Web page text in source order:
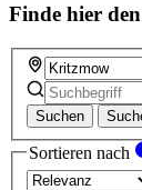
Finde hier
Suchen
Sortieren nach